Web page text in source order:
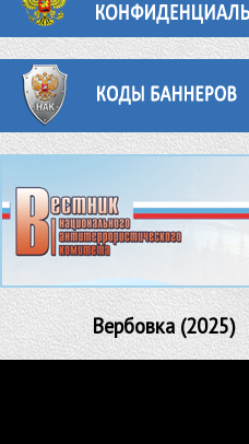
Вербовка (2025)